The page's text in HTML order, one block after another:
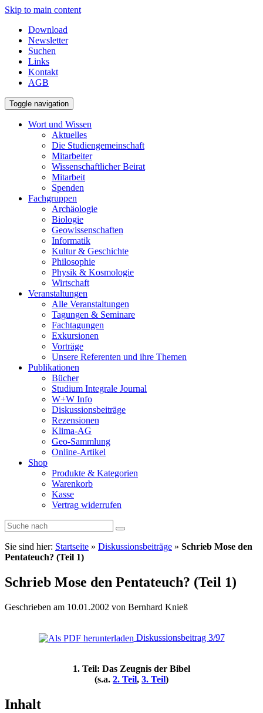
Skip to main content
Download
Newsletter
Suchen
Links
Kontakt
AGB
Toggle navigation
Wort und Wissen
Aktuelles
Die Studiengemeinschaft
Mitarbeiter
Wissenschaftlicher Beirat
Mitarbeit
Spenden
Fachgruppen
Archäologie
Biologie
Geowissenschaften
Informatik
Kultur & Geschichte
Philosophie
Physik & Kosmologie
Wirtschaft
Veranstaltungen
Alle Veranstaltungen
Tagungen & Seminare
Fachtagungen
Exkursionen
Vorträge
Unsere Referenten und ihre Themen
Publikationen
Bücher
Studium Integrale Journal
W+W Info
Diskussionsbeiträge
Rezensionen
Klima-AG
Geo-Sammlung
Online-Artikel
Shop
Produkte & Kategorien
Warenkorb
Kasse
Vertrag widerrufen
Sie sind hier: Startseite » Diskussionsbeiträge » Schrieb Mose den
Pentateuch? (Teil 1)
Schrieb Mose den Pentateuch? (Teil 1)
Geschrieben am 10.01.2002 von Bernhard Knieß
Diskussionsbeitrag 3/97
1. Teil: Das Zeugnis der Bibel
(s.a. 2. Teil, 3. Teil)
Inhalt